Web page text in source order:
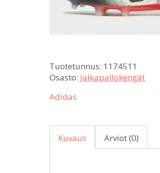
Tuotetunnus: 1174511
Osasto: Jalkapallokengät
Adidas
Kuvaus Arviot (0)